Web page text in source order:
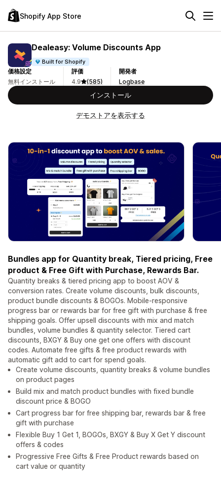
Shopify App Store
Dealeasy: Volume Discounts App
Built for Shopify
価格設定
無料インストール
評価
4.9
(585)
開発者
Logbase
インストール
デモストアを表示する
Bundles app for Quantity break, Tiered pricing, Free
product & Free Gift with Purchase, Rewards Bar.
Quantity breaks & tiered pricing app to boost AOV &
conversion rates. Create volume discounts, bulk discounts,
product bundle discounts & BOGOs. Mobile-responsive
progress bar or rewards bar for free gift with purchase & free
shipping goals. Offer upsell discounts with mix and match
bundles, volume bundles & quantity selector. Tiered cart
discounts, BXGY & Buy one get one offers with discount
codes. Automate free gifts & free product rewards with
automatic gift add to cart for spend goals.
Create volume discounts, quantity breaks & volume bundles
on product pages
Build mix and match product bundles with fixed bundle
discount price & BOGO
Cart progress bar for free shipping bar, rewards bar & free
gift with purchase
Flexible Buy 1 Get 1, BOGOs, BXGY & Buy X Get Y discount
offers & codes
Progressive Free Gifts & Free Product rewards based on
cart value or quantity